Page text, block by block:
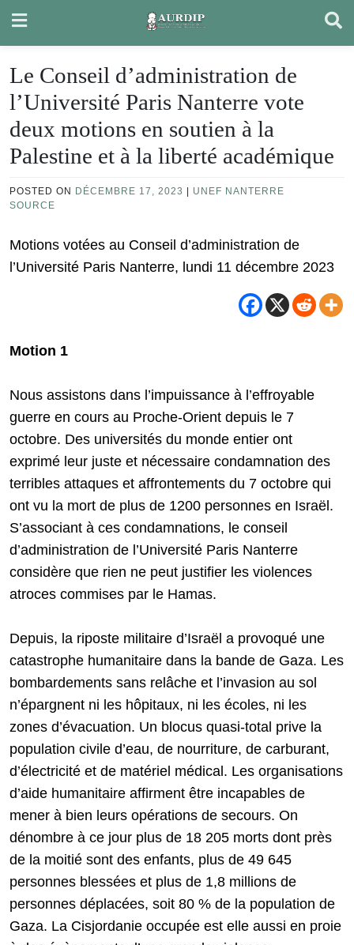
content
Le Conseil d’administration de
l’Université Paris Nanterre vote
deux motions en soutien à la
Palestine et à la liberté académique
POSTED ON DÉCEMBRE 17, 2023
UNEF NANTERRE
SOURCE
Motions votées au Conseil d’administration de
l’Université Paris Nanterre, lundi 11 décembre 2023
Motion 1
Nous assistons dans l’impuissance à l’effroyable
guerre en cours au Proche-Orient depuis le 7
octobre. Des universités du monde entier ont
exprimé leur juste et nécessaire condamnation des
terribles attaques et affrontements du 7 octobre qui
ont vu la mort de plus de 1200 personnes en Israël.
S’associant à ces condamnations, le conseil
d’administration de l’Université Paris Nanterre
considère que rien ne peut justifier les violences
atroces commises par le Hamas.
Depuis, la riposte militaire d’Israël a provoqué une
catastrophe humanitaire dans la bande de Gaza. Les
bombardements sans relâche et l’invasion au sol
n’épargnent ni les hôpitaux, ni les écoles, ni les
zones d’évacuation. Un blocus quasi-total prive la
population civile d’eau, de nourriture, de carburant,
d’électricité et de matériel médical. Les organisations
d’aide humanitaire affirment être incapables de
mener à bien leurs opérations de secours. On
dénombre à ce jour plus de 18 205 morts dont près
de la moitié sont des enfants, plus de 49 645
personnes blessées et plus de 1,8 millions de
personnes déplacées, soit 80 % de la population de
Gaza. La Cisjordanie occupée est elle aussi en proie